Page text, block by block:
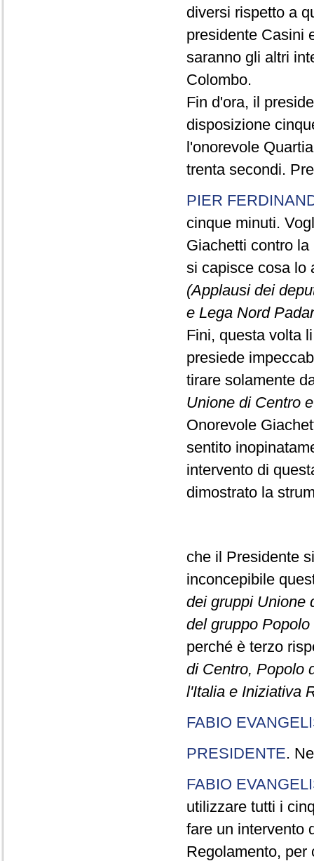
diversi rispetto a
presidente Casini
saranno gli altri
Colombo.
Fin d'ora, il
disposizione
l'onorevole
trenta secondi.
PIER
cinque minuti.
Giachetti contro
si capisce cosa lo
(Applausi dei
e Lega Nord
Fini, questa volta
presiede
tirare solamente
Unione di Centro
Onorevole
sentito
intervento di
dimostrato la
che il Presidente
inconcepibile
dei gruppi Unione
del gruppo
perché è terzo
di Centro, Popolo
l'Italia e Iniziativa
FABIO
PRESIDENTE.
FABIO
utilizzare tutti i
fare un intervento
Regolamento, per